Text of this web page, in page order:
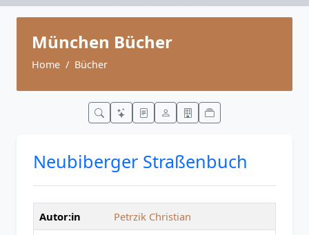
München Bücher
Home Bücher
Neubiberger Straßenbuch
Autor:in
Petrzik Christian